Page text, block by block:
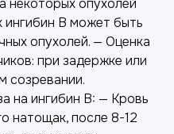
ингибин B может быть
опухолей. — Оценка
при задержке или
созревании.
на ингибин B: — Кровь
натощак, после 8-12